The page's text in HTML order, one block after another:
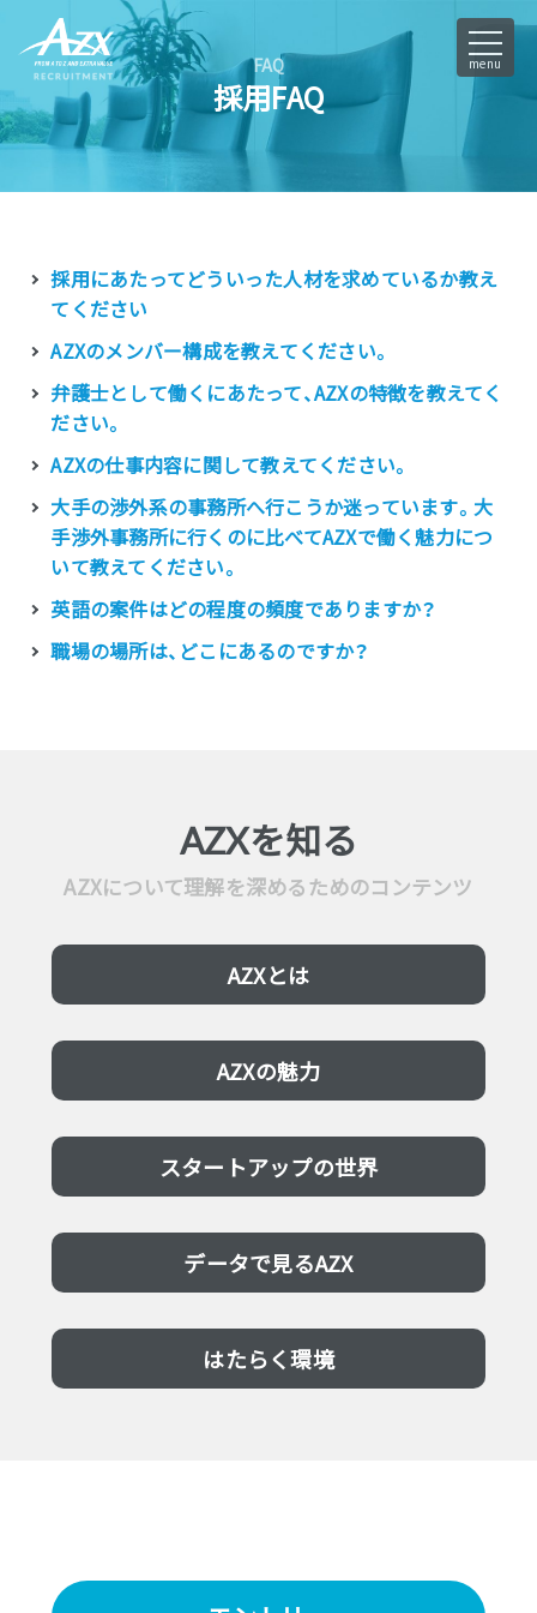
menu
FAQ
採用FAQ
採用にあたってどういった人材を求めているか教え
てください
AZXのメンバー構成を教えてください。
弁護士として働くにあたって、AZXの特徴を教えてく
ださい。
AZXの仕事内容に関して教えてください。
大手の渉外系の事務所へ行こうか迷っています。大
手渉外事務所に行くのに比べてAZXで働く魅力につ
いて教えてください。
英語の案件はどの程度の頻度でありますか？
職場の場所は、どこにあるのですか？
AZXを知る
AZXについて理解を深めるためのコンテンツ
AZXとは
AZXの魅力
スタートアップの世界
データで見るAZX
はたらく環境